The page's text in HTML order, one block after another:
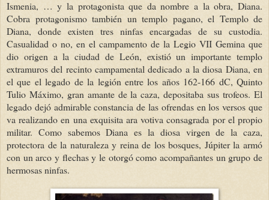
Ismenia, … y la protagonista que da nombre a la obra, Diana.
Cobra protagonismo también un templo pagano, el Templo de
Diana, donde existen tres ninfas encargadas de su custodia.
Casualidad o no, en el campamento de la Legio VII Gemina que
dio origen a la ciudad de León, existió un importante templo
extramuros del recinto campamental dedicado a la diosa Diana, en
el que el legado de la legión entre los años 162-166 dC, Quinto
Tulio Máximo, gran amante de la caza, depositaba sus trofeos. El
legado dejó admirable constancia de las ofrendas en los versos que
va realizando en una exquisita ara votiva consagrada por el propio
militar. Como sabemos Diana es la diosa virgen de la caza,
protectora de la naturaleza y reina de los bosques, Júpiter la armó
con un arco y flechas y le otorgó como acompañantes un grupo de
hermosas ninfas.